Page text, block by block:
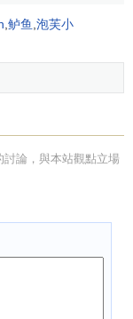
員個人對企業利
，更具有合理
鲈鱼 泡芙小
討論，與本站觀點立場